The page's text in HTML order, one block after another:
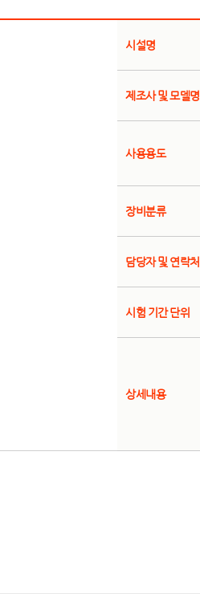
시설명
제조사 및 모델명
사용용도
장비분류
담당자 및 연락처
시험 기간 단위
상세내용